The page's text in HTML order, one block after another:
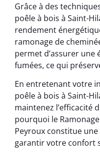
Grâce à des
poêle à bois à Saint-
rendement
ramonage de
permet d’assurer une
fumées, ce qui
En entretenant votre
poêle à bois à Saint-
maintenez l’efficacité
pourquoi le
Peyroux constitue
garantir votre confort